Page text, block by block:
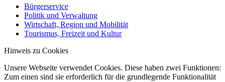
Bürgerservice
Politik und Verwaltung
Wirtschaft, Region und Mobilität
Tourismus, Freizeit und Kultur
Hinweis zu Cookies
Unsere Webseite verwendet Cookies. Diese haben zwei Funktionen:
Zum einen sind sie erforderlich für die grundlegende Funktionalität